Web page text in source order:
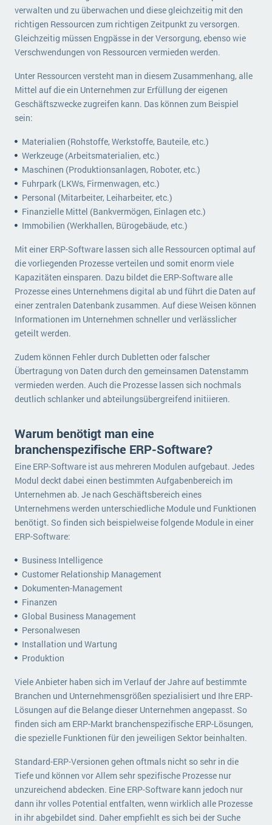
verwalten und zu überwachen und diese gleichzeitig mit den
richtigen Ressourcen zum richtigen Zeitpunkt zu versorgen.
Gleichzeitig müssen Engpässe in der Versorgung, ebenso wie
Verschwendungen von Ressourcen vermieden werden.
Unter Ressourcen versteht man in diesem Zusammenhang, alle
Mittel auf die ein Unternehmen zur Erfüllung der eigenen
Geschäftszwecke zugreifen kann. Das können zum Beispiel
sein:
Materialien (Rohstoffe, Werkstoffe, Bauteile, etc.)
Werkzeuge (Arbeitsmaterialien, etc.)
Maschinen (Produktionsanlagen, Roboter, etc.)
Fuhrpark (LKWs, Firmenwagen, etc.)
Personal (Mitarbeiter, Leiharbeiter, etc.)
Finanzielle Mittel (Bankvermögen, Einlagen etc.)
Immobilien (Werkhallen, Bürogebäude, etc.)
Mit einer ERP-Software lassen sich alle Ressourcen optimal auf
die vorliegenden Prozesse verteilen und somit enorm viele
Kapazitäten einsparen. Dazu bildet die ERP-Software alle
Prozesse eines Unternehmens digital ab und führt die Daten auf
einer zentralen Datenbank zusammen. Auf diese Weisen können
Informationen im Unternehmen schneller und verlässlicher
geteilt werden.
Zudem können Fehler durch Dubletten oder falscher
Übertragung von Daten durch den gemeinsamen Datenstamm
vermieden werden. Auch die Prozesse lassen sich nochmals
deutlich schlanker und abteilungsübergreifend initiieren.
Warum benötigt man eine
branchenspezifische ERP-Software?
Eine ERP-Software ist aus mehreren Modulen aufgebaut. Jedes
Modul deckt dabei einen bestimmten Aufgabenbereich im
Unternehmen ab. Je nach Geschäftsbereich eines
Unternehmens werden unterschiedliche Module und Funktionen
benötigt. So finden sich beispielweise folgende Module in einer
ERP-Software:
Business Intelligence
Customer Relationship Management
Dokumenten-Management
Finanzen
Global Business Management
Personalwesen
Installation und Wartung
Produktion
Viele Anbieter haben sich im Verlauf der Jahre auf bestimmte
Branchen und Unternehmensgrößen spezialisiert und Ihre ERP-
Lösungen auf die Belange dieser Unternehmen angepasst. So
finden sich am ERP-Markt branchenspezifische ERP-Lösungen,
die spezielle Funktionen für den jeweiligen Sektor beinhalten.
Standard-ERP-Versionen gehen oftmals nicht so sehr in die
Tiefe und können vor Allem sehr spezifische Prozesse nur
unzureichend abdecken. Eine ERP-Software kann jedoch nur
dann ihr volles Potential entfalten, wenn wirklich alle Prozesse
in ihr abgebildet sind. Daher empfiehlt es sich bei der Suche